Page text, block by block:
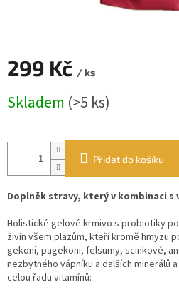
299 Kč / ks
cena:
Skladem (>5 ks)
Přidat do košíku
Doplněk stravy, který v kombinaci s
Holistické gelové krmivo s probiotiky
živin všem plazům, kteří kromě hmyzu
gekoni, pagekoni, felsumy, scinkové,
nezbytného vápníku a dalších minerálů
celou řadu vitamínů: